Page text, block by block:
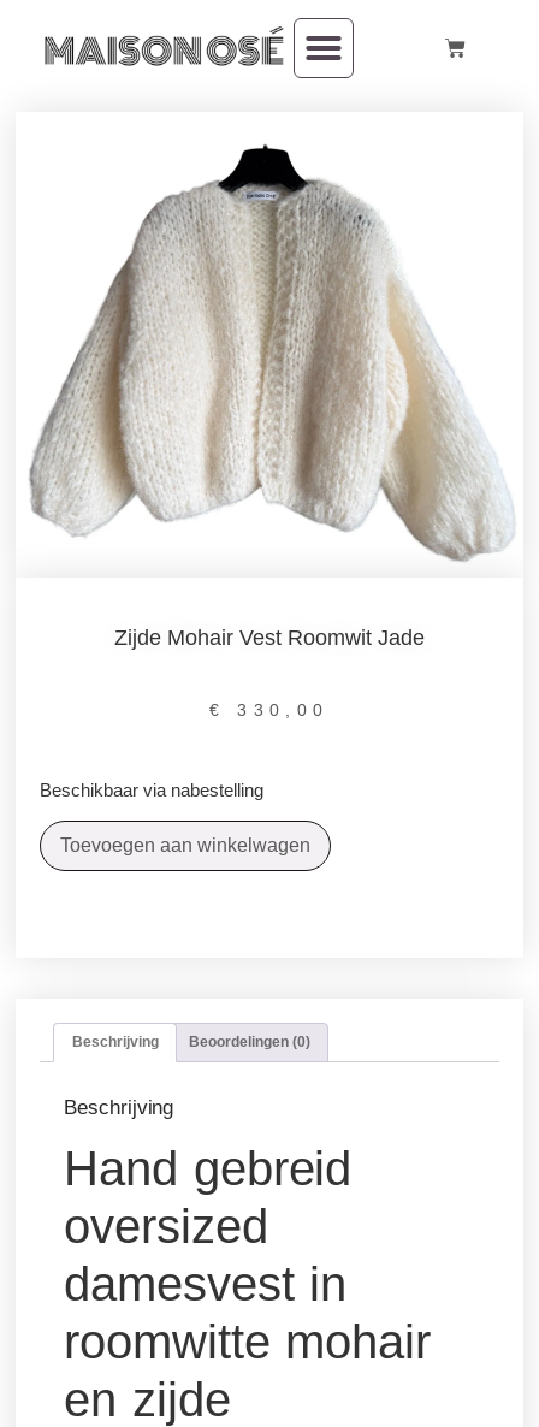
Zijde Mohair Vest Roomwit Jade
€ 330,00
Beschikbaar via nabestelling
Toevoegen aan winkelwagen
Beschrijving Beoordelingen (0)
Beschrijving
Hand gebreid
oversized
damesvest in
roomwitte mohair
en zijde